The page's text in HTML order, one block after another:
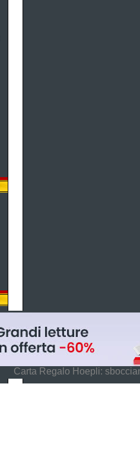
Carta Regalo Hoepli: